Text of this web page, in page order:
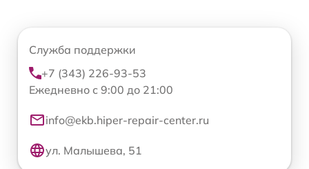
Служба поддержки
+7 (343) 226-93-53
Ежедневно с 9:00 до 21:00
info@ekb.hiper-repair-center.ru
ул. Малышева, 51